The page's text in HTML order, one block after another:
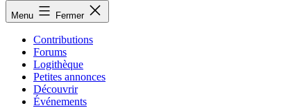
Menu Fermer
Contributions
Forums
Logithèque
Petites annonces
Découvrir
Événements